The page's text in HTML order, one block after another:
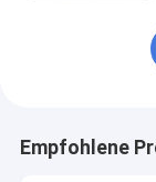
Empfohlene